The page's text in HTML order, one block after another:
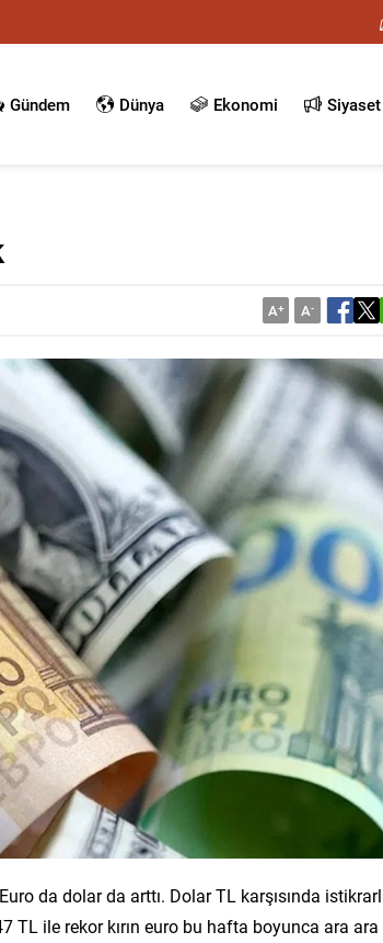
Gündem Dünya Ekonomi Siyaset
A+ A-
da dolar da arttı. Dolar TL karşısında
TL ile rekor kırın euro bu hafta boyunca ara